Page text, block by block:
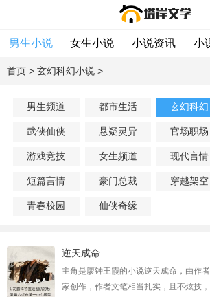
男生小说 女生小说 小说资讯 小
首页 > 玄幻科幻小说 >
男生频道 都市生活 玄幻科幻
武侠仙侠 悬疑灵异 官场职场
游戏竞技 女生频道 现代言情
短篇言情 豪门总裁 穿越架空
青春校园 仙侠奇缘
逆天成命
主角是廖钟王霞的小说逆天成命，由作
家创作，作者文笔相当扎实，且不炫技